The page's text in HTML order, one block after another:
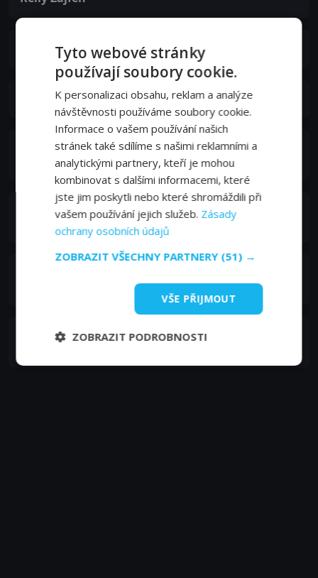
Tracey Robbins
Tom Colicchio
Will Guidara
大坂なおみ
Prince Harry, Duke of Sussex
Tyto webové stránky
používají soubory cookie.
K personalizaci obsahu, reklam a analýze
návštěvnosti používáme soubory cookie.
Informace o vašem používání našich
stránek také sdílíme s našimi reklamními a
analytickými partnery, kteří je mohou
kombinovat s dalšími informacemi, které
jste jim poskytli nebo které shromáždili při
vašem používání jejich služeb. Zásady
ochrany osobních údajů
ZOBRAZIT VŠECHNY PARTNERY (51) →
VŠE PŘIJMOUT
ZOBRAZIT PODROBNOSTI